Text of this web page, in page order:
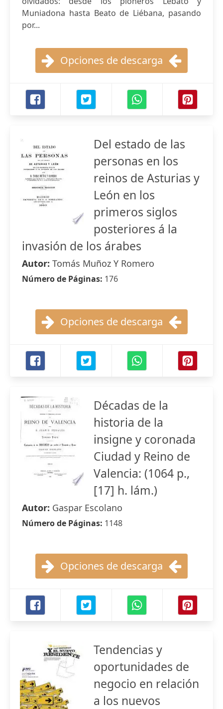
Muniadona hasta Beato de Liébana, pasando
por...
Opciones de descarga
Del estado de las
personas en los
reinos de Asturias y
León en los
primeros siglos
posteriores á la
invasión de los árabes
Autor: Tomás Muñoz Y Romero
Número de Páginas: 176
Opciones de descarga
Décadas de la
historia de la
insigne y coronada
Ciudad y Reino de
Valencia: (1064 p.,
[17] h. lám.)
Autor: Gaspar Escolano
Número de Páginas: 1148
Opciones de descarga
Tendencias y
oportunidades de
negocio en relación
a los nuevos